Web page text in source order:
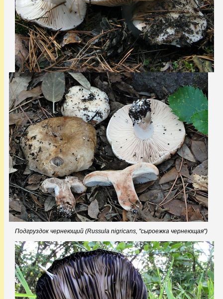
Подгруздок чернеющий (Russula nigricans, "сыроежка чернеющая")